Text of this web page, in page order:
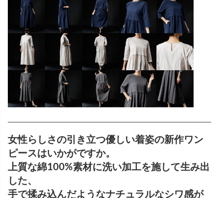
女性らしさの引き立つ優しい着姿の新作ワン
ピースはいかがですか。
上質な綿100%素材に洗い加工を施して生み出
した、
手で揉み込んだようなナチュラルなシワ感が